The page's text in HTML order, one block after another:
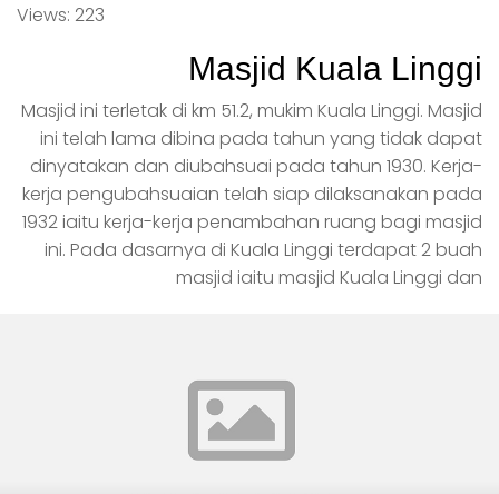
Views: 223
Masjid Kuala Linggi
Masjid ini terletak di km 51.2, mukim Kuala Linggi. Masjid
ini telah lama dibina pada tahun yang tidak dapat
dinyatakan dan diubahsuai pada tahun 1930. Kerja-
kerja pengubahsuaian telah siap dilaksanakan pada
1932 iaitu kerja-kerja penambahan ruang bagi masjid
ini. Pada dasarnya di Kuala Linggi terdapat 2 buah
masjid iaitu masjid Kuala Linggi dan